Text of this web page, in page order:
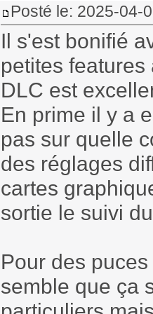
Posté le: 2025-04-
Il s'est bonifié
petites
DLC est
En prime il y a
pas sur quelle
des réglages
cartes
sortie le suivi
Pour des
semble que ça